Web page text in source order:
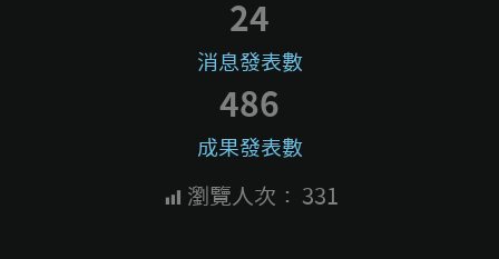
消息發表數
24
成果發表數
486
瀏覽人次： 331